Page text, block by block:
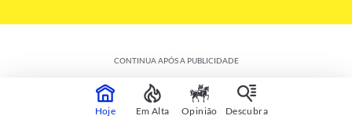
CONTINUA APÓS A PUBLICIDADE
Hoje Em Alta Opinião Descubra